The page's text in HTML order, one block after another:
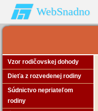
WebSnadno
Vzor rodičovskej dohody
Dieťa z rozvedenej rodiny
Súdnictvo nepriateľom
rodiny